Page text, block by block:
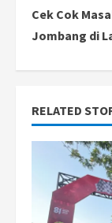
t
u
Cek Cok
Jombang di
RELATED